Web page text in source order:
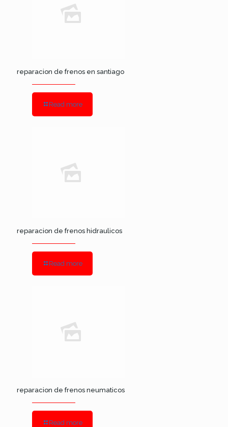
reparacion de frenos en santiago
Read more
reparacion de frenos hidraulicos
Read more
reparacion de frenos neumaticos
Read more